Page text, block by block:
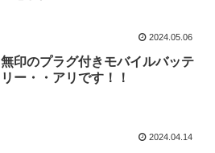
2024.05.06
無印のプラグ付きモバイルバッテ
リー・・アリです！！
2024.04.14